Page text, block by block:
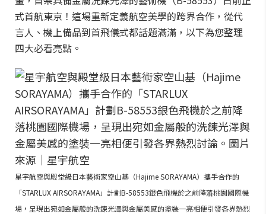
式首航東京！這場重新定義航空美學的跨界合作，從代
言人、機上備品到首飛儀式都話題滿滿，以下為您整理
四大必看亮點。
星宇航空與殿堂級日本藝術家空山基（Hajime SORAYAMA）攜手合作的
「STARLUX AIRSORAYAMA」計劃B-58553銀色飛機於之前降落桃園國際機
場，呈現出宛如金屬般的洗鍊光澤與金屬美感的塗裝一亮相便引發各界熱烈